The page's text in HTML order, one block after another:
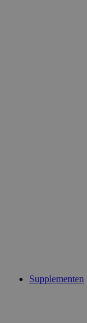
Supplementen